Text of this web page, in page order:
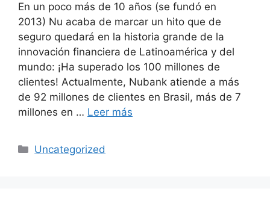
En un poco más de 10 años (se fundó en
2013) Nu acaba de marcar un hito que de
seguro quedará en la historia grande de la
innovación financiera de Latinoamérica y del
mundo: ¡Ha superado los 100 millones de
clientes! Actualmente, Nubank atiende a más
de 92 millones de clientes en Brasil, más de 7
millones en … Leer más
Uncategorized